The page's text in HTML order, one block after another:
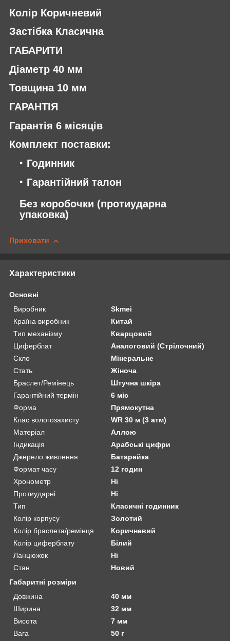
Колір Коричневий
Застібка Класична
ГАБАРИТИ
Діаметр 40 мм
Товщина 10 мм
ГАРАНТІЯ
Гарантія 6 місяців
Комплект поставки:
Годинник
Гарантійний талон
Без коробочки (протиударна
упаковка)
Приховати
Характеристики
Основні
Виробник
Skmei
Країна виробник
Китай
Тип механізму
Кварцовий
Циферблат
Аналоговий (Стрілочний)
Скло
Мінеральне
Стать
Жіноча
Браслет/Ремінець
Штучна шкіра
Гарантійний термін
6 міс
Форма
Прямокутна
Клас вологозахисту
WR 30 м (3 атм)
Матеріал
Аллою
Індикація
Арабські цифри
Джерело живлення
Батарейка
Формат часу
12 годин
Хронометр
Ні
Протиударні
Ні
Тип
Класичні годинник
Колір корпусу
Золотий
Колір браслета/ремінця
Коричневий
Колір циферблату
Білий
Ланцюжок
Ні
Стан
Новий
Габаритні розміри
Довжина
40 мм
Ширина
32 мм
Висота
7 мм
Вага
50 г